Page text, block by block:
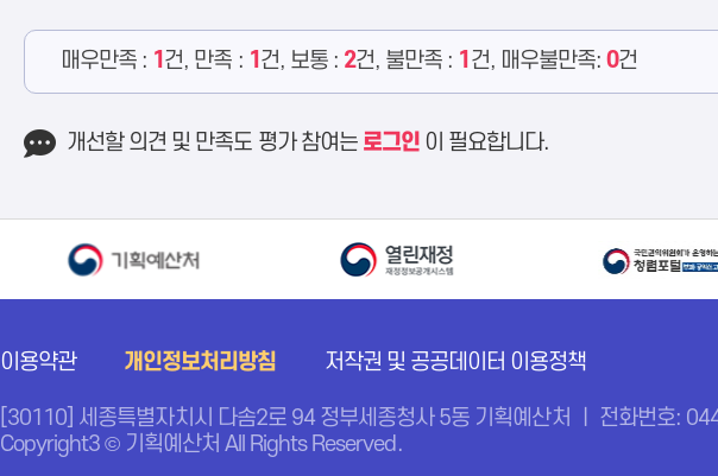
매우만족 : 1 건, 만족 : 1 건, 보통 : 2건, 불만족 : 1 건, 매우불만족: 0건
개선할 의견 및 만족도 평가 참여는 로그인 이 필요합니다.
이용약관 개인정보처리방침 저작권 및 공공데이터 이용정책
[30110] 세종특별자치시 다솜2로 94 정부세종청사 5동 기획예산처 ㅣ 전화번호:
Copyright3 © 기획예산처 All Rights Reserved.